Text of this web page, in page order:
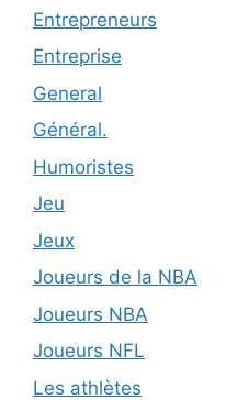
Entrepreneurs
Entreprise
General
Général.
Humoristes
Jeu
Jeux
Joueurs de la NBA
Joueurs NBA
Joueurs NFL
Les athlètes